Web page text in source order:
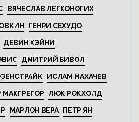
ВЯЧЕСЛАВ ЛЕГКОНОГИХ
ГЕНРИ СЕХУДО
ДЕВИН ХЭЙНИ
ДМИТРИЙ БИВОЛ
ИСЛАМ МАХАЧЕВ
МАКГРЕГОР ЛЮК РОКХОЛД
МАРЛОН ВЕРА ПЕТР ЯН